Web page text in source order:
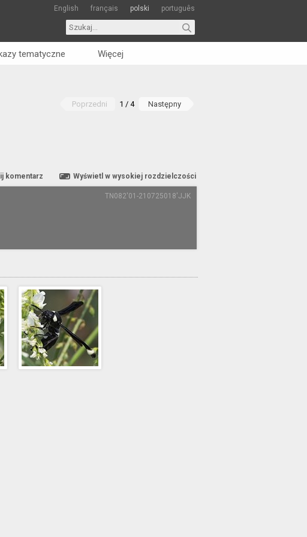
English français polski português
tematyczne Więcej
Poprzedni 1 / 4 Następny
Wyświetl w wysokiej rozdzielczości
komentarz
TN082'01-210725018'JJK